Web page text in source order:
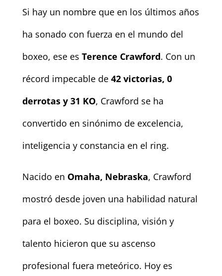
Si hay un nombre que en los últimos años
ha sonado con fuerza en el mundo del
boxeo, ese es Terence Crawford. Con un
récord impecable de 42 victorias, 0
derrotas y 31 KO, Crawford se ha
convertido en sinónimo de excelencia,
inteligencia y constancia en el ring.
Nacido en Omaha, Nebraska, Crawford
mostró desde joven una habilidad natural
para el boxeo. Su disciplina, visión y
talento hicieron que su ascenso
profesional fuera meteórico. Hoy es